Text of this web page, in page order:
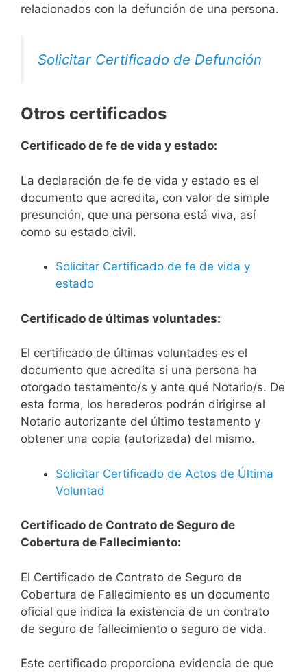
relacionados con la defunción de una persona.
Solicitar Certificado de Defunción
Otros certificados
Certificado de fe de vida y estado:
La declaración de fe de vida y estado es el
documento que acredita, con valor de simple
presunción, que una persona está viva, así
como su estado civil.
Solicitar Certificado de fe de vida y
estado
Certificado de últimas voluntades:
El certificado de últimas voluntades es el
documento que acredita si una persona ha
otorgado testamento/s y ante qué Notario/s. De
esta forma, los herederos podrán dirigirse al
Notario autorizante del último testamento y
obtener una copia (autorizada) del mismo.
Solicitar Certificado de Actos de Última
Voluntad
Certificado de Contrato de Seguro de
Cobertura de Fallecimiento:
El Certificado de Contrato de Seguro de
Cobertura de Fallecimiento es un documento
oficial que indica la existencia de un contrato
de seguro de fallecimiento o seguro de vida.
Este certificado proporciona evidencia de que